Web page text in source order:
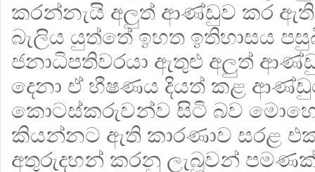
කරන්නැයි අලුත් ආණ්ඩුව කර ඇති
බැලිය යුත්තේ ඉහත ඉතිහාසය
ජනාධිපතිවරයා ඇතුළු අලුත්
දෙනා ඒ භීෂණය දියත් කළ
කොටස්කරුවන්ව සිටි බව
කියන්නට ඇති කාරණාව සරළ
අතුරුදහන් කරනු ලැබූවන්